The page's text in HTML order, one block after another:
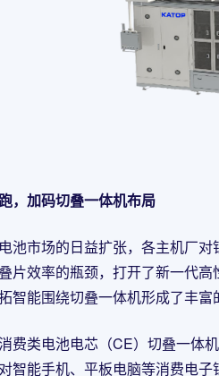
，加码切叠一体机布局
池市场的日益扩张，各主机厂
片效率的瓶颈，打开了新一代
智能围绕切叠一体机形成了丰富
费类电池电芯（CE）切叠一体
智能手机、平板电脑等消费电